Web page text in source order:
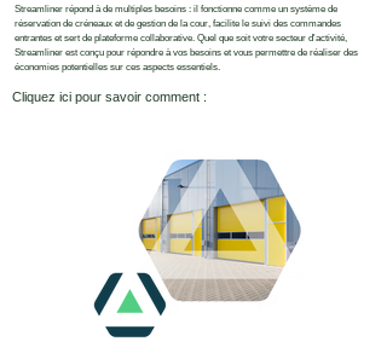
Streamliner répond à de multiples besoins : il fonctionne comme un système de
réservation de créneaux et de gestion de la cour, facilite le suivi des commandes
entrantes et sert de plateforme collaborative. Quel que soit votre secteur d'activité,
Streamliner est conçu pour répondre à vos besoins et vous permettre de réaliser des
économies potentielles sur ces aspects essentiels.
Cliquez ici pour savoir comment :